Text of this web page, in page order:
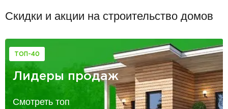
Скидки и акции на строительство домов
ТОП-40
Лидеры продаж
Смотреть топ